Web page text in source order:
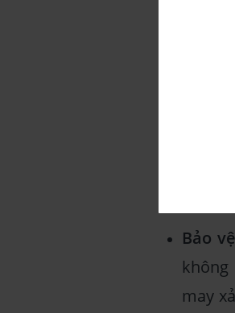
Đảm
sẽ
học
điểm
định
Bảo
may